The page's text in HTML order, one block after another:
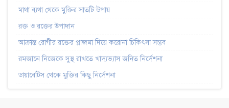
মাথা ব্যথা থেকে মুক্তির সাতটি উপায়
রক্ত ও রক্তের উপাদান
আক্রান্ত রোগীর রক্তের প্লাজমা দিয়ে করোনা চিকিৎসা সম্ভব
রমজানে নিজেকে সুস্থ রাখতে খাদ্যভ্যাস জনিত নির্দেশনা
ডায়াবেটিস থেকে মুক্তির কিছু নির্দেশনা